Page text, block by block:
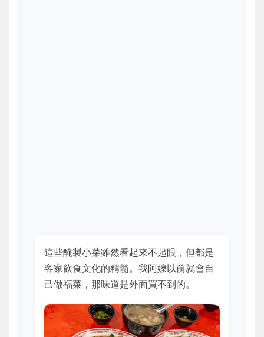
這些醃製小菜雖然看起來不起眼，但都是
客家飲食文化的精髓。我阿嬤以前就會自
己做福菜，那味道是外面買不到的。